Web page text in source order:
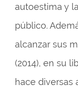
autoestima y
público.
alcanzar sus
(2014), en su
hace diversas